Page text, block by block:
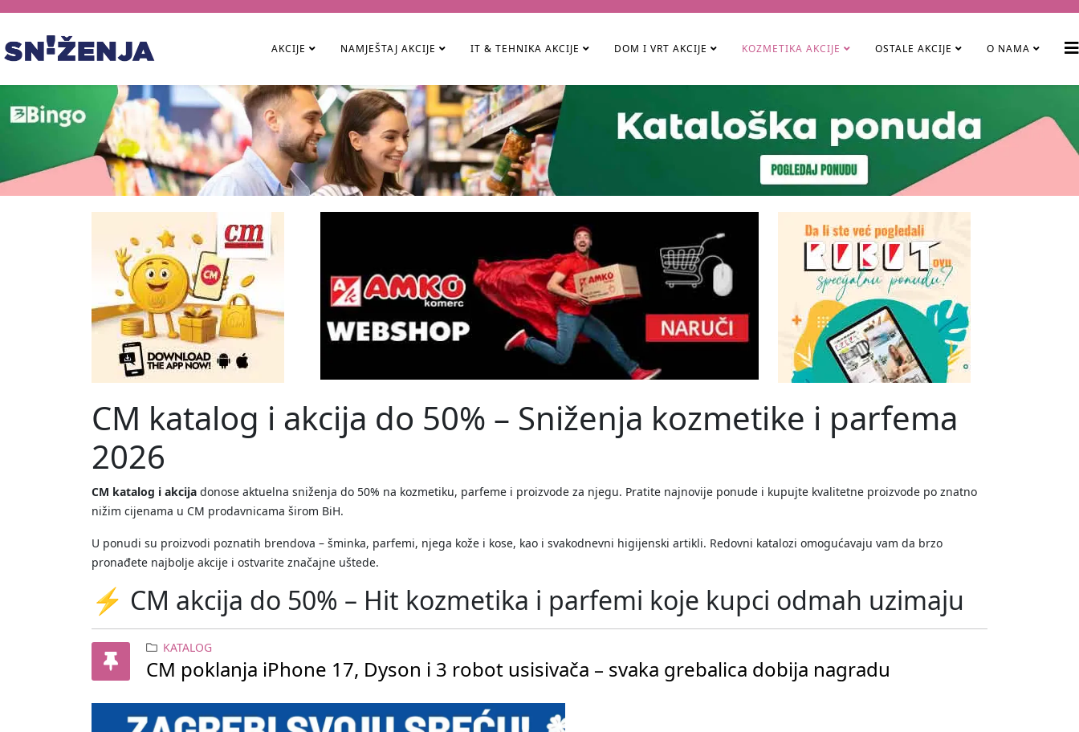
AKCIJE NAMJEŠTAJ AKCIJE IT & TEHNIKA AKCIJE DOM I VRT AKCIJE KOZMETIKA AKCIJE OSTALE AKCIJE O NAMA
CM katalog i akcija do 50% – Sniženja kozmetike i parfema
2026
CM katalog i akcija donose aktuelna sniženja do 50% na kozmetiku, parfeme i proizvode za njegu. Pratite najnovije ponude i kupujte kvalitetne proizvode po znatno
nižim cijenama u CM prodavnicama širom BiH.
U ponudi su proizvodi poznatih brendova – šminka, parfemi, njega kože i kose, kao i svakodnevni higijenski artikli. Redovni katalozi omogućavaju vam da brzo
pronađete najbolje akcije i ostvarite značajne uštede.
⚡ CM akcija do 50% – Hit kozmetika i parfemi koje kupci odmah uzimaju
KATALOG
CM poklanja iPhone 17, Dyson i 3 robot usisivača – svaka grebalica dobija nagradu